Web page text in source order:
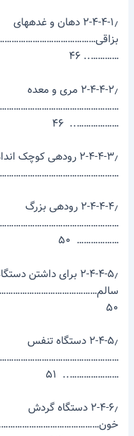
۲-۴-۴-۱٫ دهان و غده­های
………….. ۴۶
۲-۴-۴-۲٫ مری و معده
……………….. ۴۶
۲-۴-۴-۳٫ روده­ی
۲-۴-۴-۴٫ روده­ی بزرگ
……………… ۵۰
۲-۴-۴-۵٫ برای داشتن
۵۰
۲-۴-۵٫ دستگاه تنفس
………………….. ۵۱
۲-۴-۶٫ دستگاه گردش